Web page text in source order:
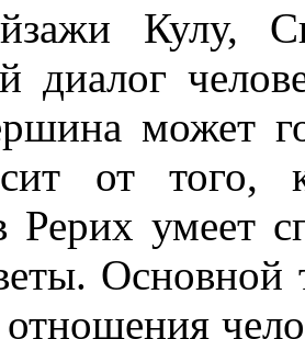
Кулу,
диалог
может
от того,
Рерих умеет
Основной